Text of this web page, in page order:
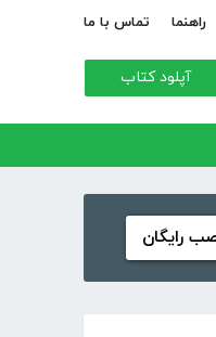
راهنما تماس با ما
آپلود کتاب
رایگان